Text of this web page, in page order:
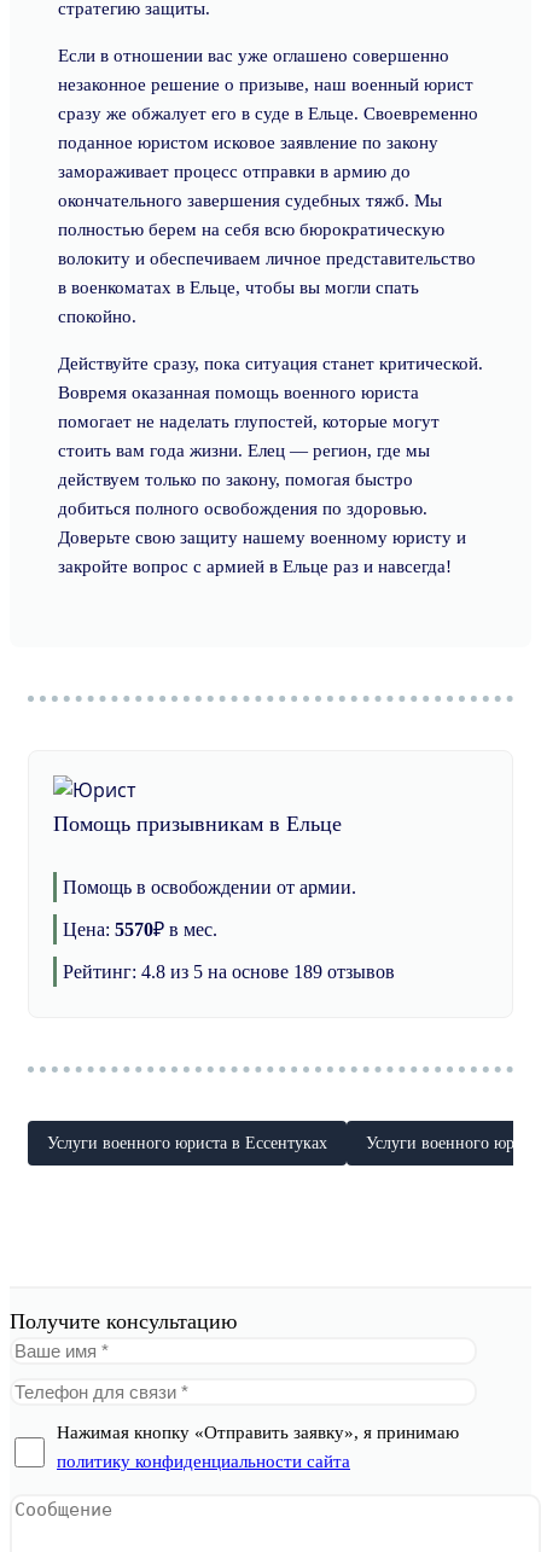
стратегию защиты.
Если в отношении вас уже оглашено совершенно
незаконное решение о призыве, наш военный юрист
сразу же обжалует его в суде в Ельце. Своевременно
поданное юристом исковое заявление по закону
замораживает процесс отправки в армию до
окончательного завершения судебных тяжб. Мы
полностью берем на себя всю бюрократическую
волокиту и обеспечиваем личное представительство
в военкоматах в Ельце, чтобы вы могли спать
спокойно.
Действуйте сразу, пока ситуация станет критической.
Вовремя оказанная помощь военного юриста
помогает не наделать глупостей, которые могут
стоить вам года жизни. Елец — регион, где мы
действуем только по закону, помогая быстро
добиться полного освобождения по здоровью.
Доверьте свою защиту нашему военному юристу и
закройте вопрос с армией в Ельце раз и навсегда!
Помощь призывникам в Ельце
Помощь в освобождении от армии.
Цена: 5570₽ в мес.
Рейтинг: 4.8 из 5 на основе 189 отзывов
Услуги военного юриста в Ессентуках Услуги военного
Получите консультацию
Нажимая кнопку «Отправить заявку», я принимаю
политику конфиденциальности сайта